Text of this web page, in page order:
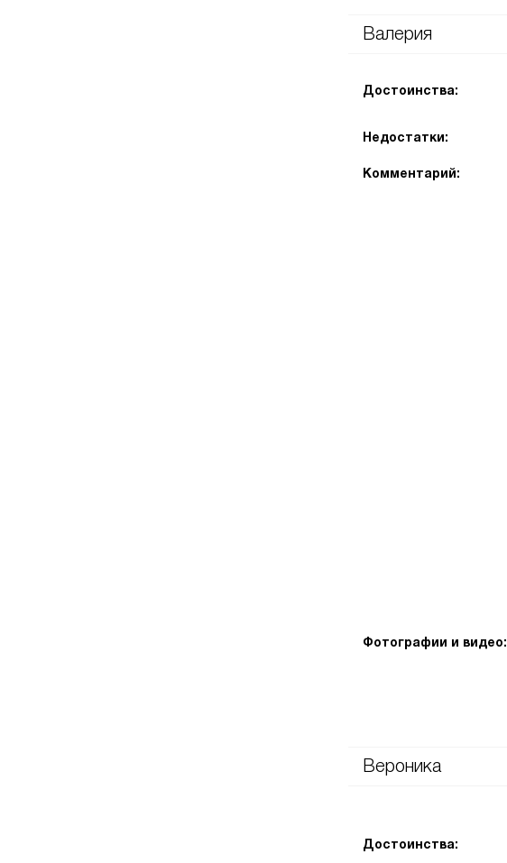
Валерия
Достоинства:
Недостатки:
Комментарий:
Фотографии и видео:
Вероника
Достоинства: